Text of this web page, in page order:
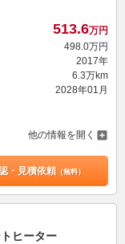
513.6万円
498. 0万円
2017年
6.3万km
2028年01月
他の情報を開く
・見積依頼（無料）
ヒーター